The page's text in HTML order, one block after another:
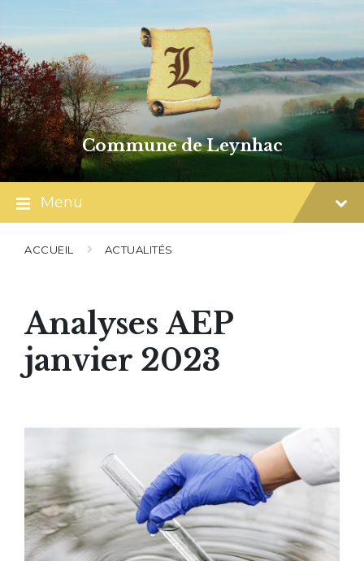
content
main
navigation
footer
Commune de Leynhac
Menu
ACCUEIL ACTUALITÉS
Analyses AEP
janvier 2023